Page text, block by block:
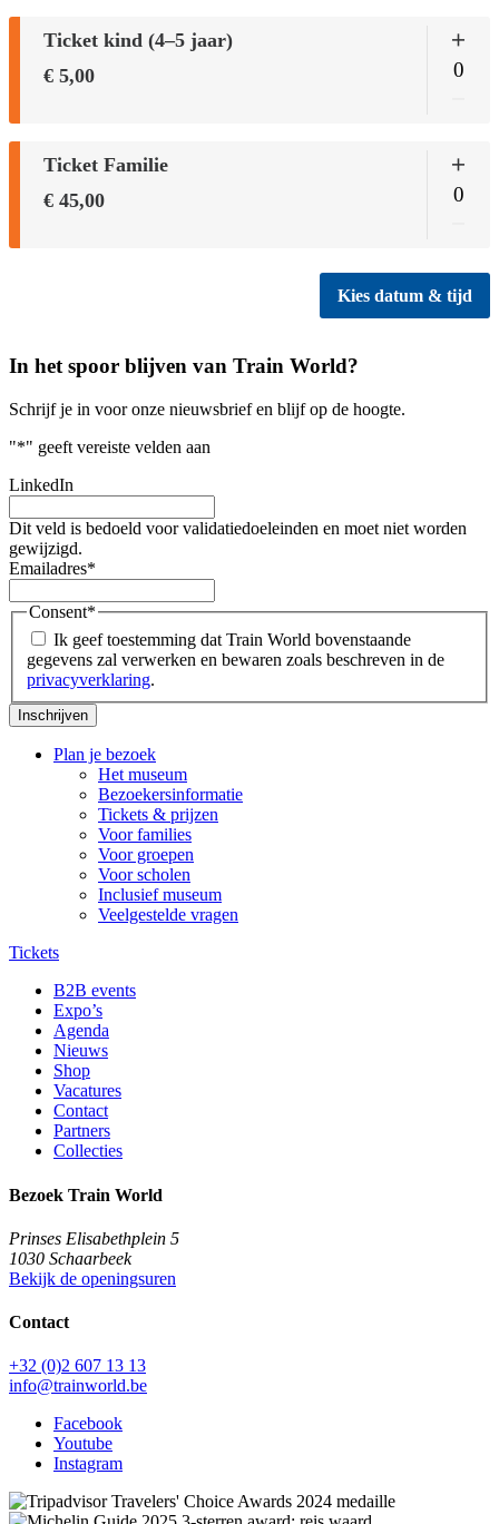
In het spoor blijven van Train World?
Schrijf je in voor onze nieuwsbrief en blijf op de hoogte.
"*" geeft vereiste velden aan
LinkedIn
Dit veld is bedoeld voor validatiedoeleinden en moet niet worden
gewijzigd.
Emailadres*
Consent*
Ik geef toestemming dat Train World bovenstaande
gegevens zal verwerken en bewaren zoals beschreven in de
privacyverklaring.
Inschrijven
Plan je bezoek
Het museum
Bezoekersinformatie
Tickets & prijzen
Voor families
Voor groepen
Voor scholen
Inclusief museum
Veelgestelde vragen
Tickets
B2B events
Expo’s
Agenda
Nieuws
Shop
Vacatures
Contact
Partners
Collecties
Bezoek Train World
Prinses Elisabethplein 5
1030 Schaarbeek
Bekijk de openingsuren
Contact
+32 (0)2 607 13 13
info@trainworld.be
Facebook
Youtube
Instagram